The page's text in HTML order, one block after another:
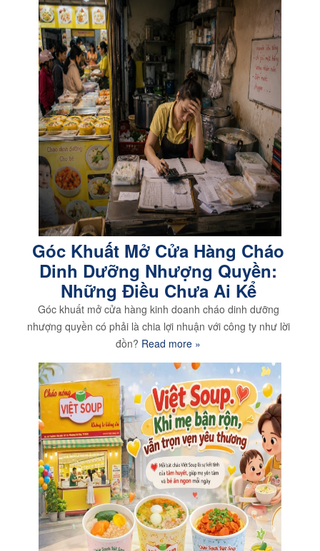
Góc Khuất Mở Cửa Hàng Cháo
Dinh Dưỡng Nhượng Quyền:
Những Điều Chưa Ai Kể
Góc khuất mở cửa hàng kinh doanh cháo dinh dưỡng
nhượng quyền có phải là chia lợi nhuận với công ty như lời
đồn? Read more »